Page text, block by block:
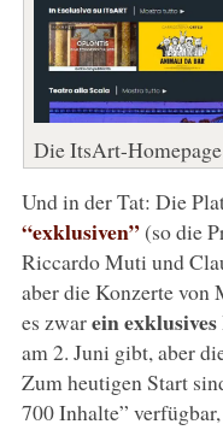
Die ItsArt-Homepage
Und in der Tat: Die
“exklusiven”(so die
Riccardo Muti und
aber die Konzerte
es zwarein
am 2. Juni gibt, aber
Zum heutigen Start
700 Inhalte”